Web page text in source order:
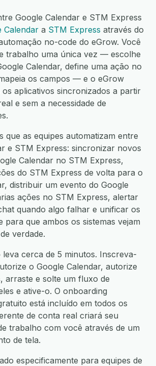
Google Calendar e STM Express
Calendar a STM Express através do
no-code do eGrow. Você
trabalho uma única vez — escolhe
Calendar, define uma ação no
os campos — e o eGrow
os aplicativos sincronizados a partir
e sem a necessidade de
que as equipes automatizam entre
e STM Express: sincronizar novos
Calendar no STM Express,
do STM Express de volta para o
distribuir um evento do Google
ações no STM Express, alertar
quando algo falhar e unificar os
para que ambos os sistemas vejam
verdade.
cerca de 5 minutos. Inscreva-
o Google Calendar, autorize
arraste e solte um fluxo de
e ative-o. O onboarding
está incluído em todos os
de conta real criará seu
trabalho com você através de um
de tela.
especificamente para equipes de